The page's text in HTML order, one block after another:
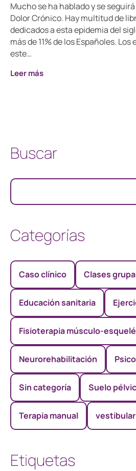
Mucho se ha hablado y se
Dolor Crónico. Hay multitud de
dedicados a esta epidemia del
más de 11% de los Españoles.
este…
Leer más
Buscar
Categorías
Caso clínico Clases
Educación sanitaria
Fisioterapia músculo-
Neurorehabilitación
Sin categoría Suelo
Terapia manual
Etiquetas